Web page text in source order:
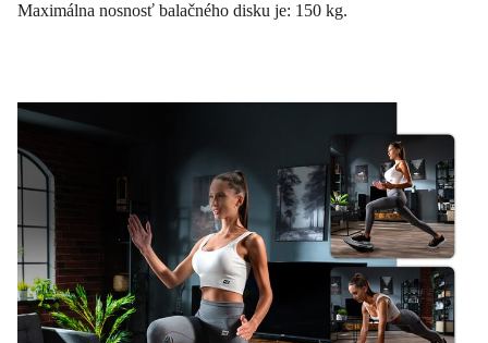
Maximálna nosnosť balačného disku je: 150 kg.